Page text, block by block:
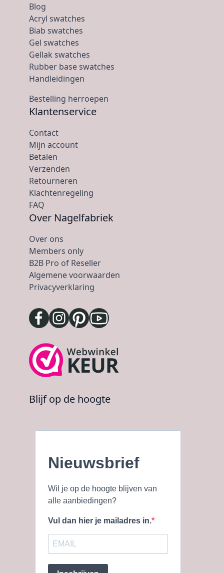
Blog
Acryl swatches
Biab swatches
Gel swatches
Gellak swatches
Rubber base swatches
Handleidingen
Bestelling herroepen
Klantenservice
Contact
Mijn account
Betalen
Verzenden
Retourneren
Klachtenregeling
FAQ
Over Nagelfabriek
Over ons
Members only
B2B Pro of Reseller
Algemene voorwaarden
Privacyverklaring
Blijf op de hoogte
Nieuwsbrief
Wil je op de hoogte blijven van
alle aanbiedingen?
Vul dan hier je mailadres in.